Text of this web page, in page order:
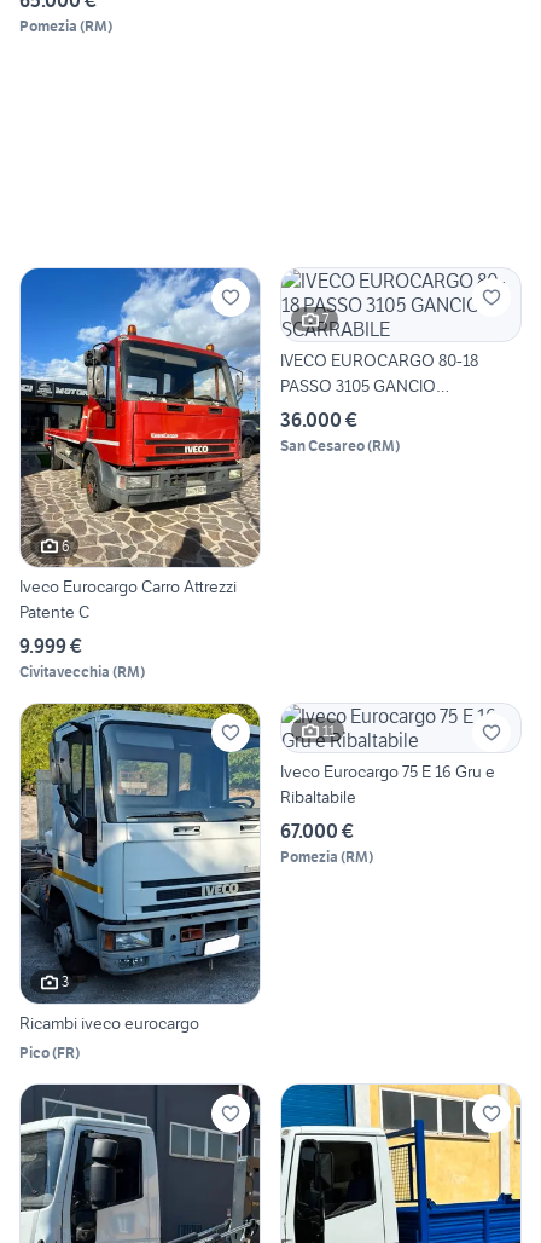
Pomezia (RM)
6
Iveco Eurocargo Carro Attrezzi
Patente C
9.999 €
Civitavecchia (RM)
7
IVECO EUROCARGO 80-18
PASSO 3105 GANCIO
SCARRABILE
36.000 €
San Cesareo(RM)
3
Ricambi iveco eurocargo
Pico(FR)
11
Iveco Eurocargo 75 E 16 Gru e
Ribaltabile
67.000 €
Pomezia (RM)